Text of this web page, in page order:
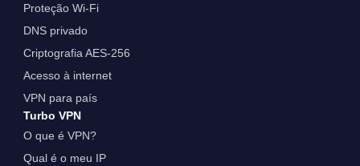
Proteção Wi-Fi
DNS privado
Criptografia AES-256
Acesso à internet
VPN para país
Turbo VPN
O que é VPN?
Qual é o meu IP